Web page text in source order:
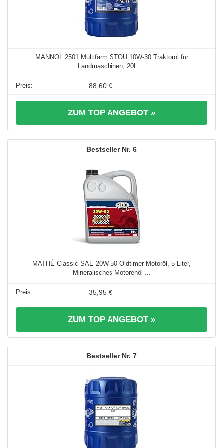
MANNOL 2501 Multifarm STOU 10W-30 Traktoröl für
Landmaschinen, 20L ...
88,60 €
ZUM TOP ANGEBOT »
6
MATHÉ Classic SAE 20W-50 Oldtimer-Motoröl, 5 Liter,
Mineralisches Motorenöl ...
35,95 €
ZUM TOP ANGEBOT »
7